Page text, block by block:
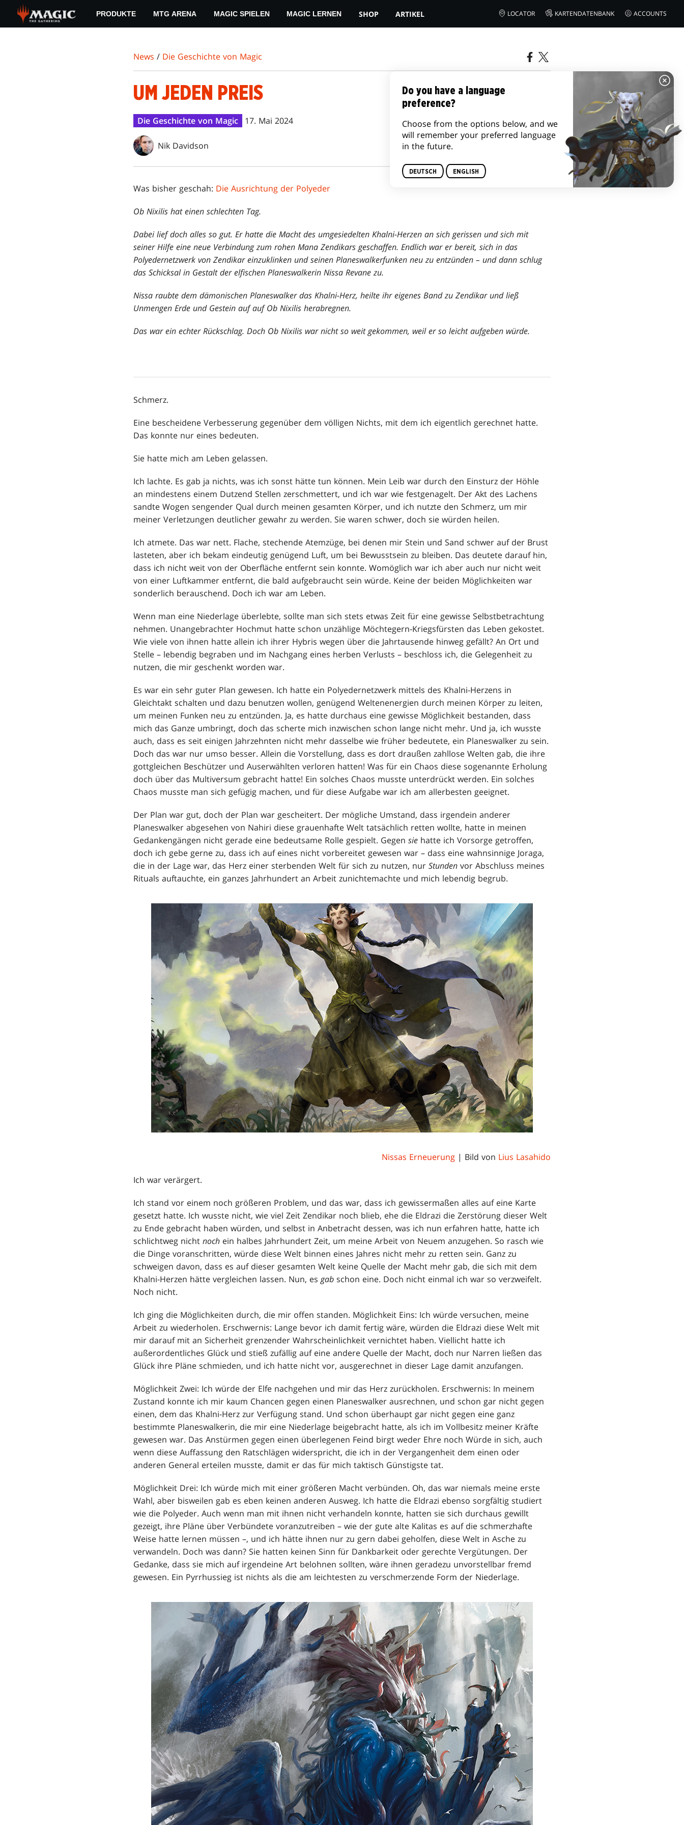
main
PRODUKTE MTG ARENA MAGIC SPIELEN MAGIC LERNEN SHOP ARTIKEL LOCATOR KARTENDATENBANK ACCOUNTS
News / Die Geschichte von Magic
UM JEDEN PREIS
Die Geschichte von Magic 17. Mai 2024
Nik Davidson
Was bisher geschah: Die Ausrichtung der Polyeder
Ob Nixilis hat einen schlechten Tag.
Dabei lief doch alles so gut. Er hatte die Macht des umgesiedelten Khalni-Herzen an sich gerissen und sich mit
seiner Hilfe eine neue Verbindung zum rohen Mana Zendikars geschaffen. Endlich war er bereit, sich in das
Polyedernetzwerk von Zendikar einzuklinken und seinen Planeswalkerfunken neu zu entzünden – und dann schlug
das Schicksal in Gestalt der elfischen Planeswalkerin Nissa Revane zu.
Nissa raubte dem dämonischen Planeswalker das Khalni-Herz, heilte ihr eigenes Band zu Zendikar und ließ
Unmengen Erde und Gestein auf auf Ob Nixilis herabregnen.
Das war ein echter Rückschlag. Doch Ob Nixilis war nicht so weit gekommen, weil er so leicht aufgeben würde.
Schmerz.
Eine bescheidene Verbesserung gegenüber dem völligen Nichts, mit dem ich eigentlich gerechnet hatte.
Das konnte nur eines bedeuten.
Sie hatte mich am Leben gelassen.
Ich lachte. Es gab ja nichts, was ich sonst hätte tun können. Mein Leib war durch den Einsturz der Höhle
an mindestens einem Dutzend Stellen zerschmettert, und ich war wie festgenagelt. Der Akt des Lachens
sandte Wogen sengender Qual durch meinen gesamten Körper, und ich nutzte den Schmerz, um mir
meiner Verletzungen deutlicher gewahr zu werden. Sie waren schwer, doch sie würden heilen.
Ich atmete. Das war nett. Flache, stechende Atemzüge, bei denen mir Stein und Sand schwer auf der Brust
lasteten, aber ich bekam eindeutig genügend Luft, um bei Bewusstsein zu bleiben. Das deutete darauf hin,
dass ich nicht weit von der Oberfläche entfernt sein konnte. Womöglich war ich aber auch nur nicht weit
von einer Luftkammer entfernt, die bald aufgebraucht sein würde. Keine der beiden Möglichkeiten war
sonderlich berauschend. Doch ich war am Leben.
Wenn man eine Niederlage überlebte, sollte man sich stets etwas Zeit für eine gewisse Selbstbetrachtung
nehmen. Unangebrachter Hochmut hatte schon unzählige Möchtegern-Kriegsfürsten das Leben gekostet.
Wie viele von ihnen hatte allein ich ihrer Hybris wegen über die Jahrtausende hinweg gefällt? An Ort und
Stelle – lebendig begraben und im Nachgang eines herben Verlusts – beschloss ich, die Gelegenheit zu
nutzen, die mir geschenkt worden war.
Es war ein sehr guter Plan gewesen. Ich hatte ein Polyedernetzwerk mittels des Khalni-Herzens in
Gleichtakt schalten und dazu benutzen wollen, genügend Weltenenergien durch meinen Körper zu leiten,
um meinen Funken neu zu entzünden. Ja, es hatte durchaus eine gewisse Möglichkeit bestanden, dass
mich das Ganze umbringt, doch das scherte mich inzwischen schon lange nicht mehr. Und ja, ich wusste
auch, dass es seit einigen Jahrzehnten nicht mehr dasselbe wie früher bedeutete, ein Planeswalker zu sein.
Doch das war nur umso besser. Allein die Vorstellung, dass es dort draußen zahllose Welten gab, die ihre
gottgleichen Beschützer und Auserwählten verloren hatten! Was für ein Chaos diese sogenannte Erholung
doch über das Multiversum gebracht hatte! Ein solches Chaos musste unterdrückt werden. Ein solches
Chaos musste man sich gefügig machen, und für diese Aufgabe war ich am allerbesten geeignet.
Der Plan war gut, doch der Plan war gescheitert. Der mögliche Umstand, dass irgendein anderer
Planeswalker abgesehen von Nahiri diese grauenhafte Welt tatsächlich retten wollte, hatte in meinen
Gedankengängen nicht gerade eine bedeutsame Rolle gespielt. Gegen sie hatte ich Vorsorge getroffen,
doch ich gebe gerne zu, dass ich auf eines nicht vorbereitet gewesen war – dass eine wahnsinnige Joraga,
die in der Lage war, das Herz einer sterbenden Welt für sich zu nutzen, nur Stunden vor Abschluss meines
Rituals auftauchte, ein ganzes Jahrhundert an Arbeit zunichtemachte und mich lebendig begrub.
Nissas Erneuerung | Bild von Lius Lasahido
Ich war verärgert.
Ich stand vor einem noch größeren Problem, und das war, dass ich gewissermaßen alles auf eine Karte
gesetzt hatte. Ich wusste nicht, wie viel Zeit Zendikar noch blieb, ehe die Eldrazi die Zerstörung dieser Welt
zu Ende gebracht haben würden, und selbst in Anbetracht dessen, was ich nun erfahren hatte, hatte ich
schlichtweg nicht noch ein halbes Jahrhundert Zeit, um meine Arbeit von Neuem anzugehen. So rasch wie
die Dinge voranschritten, würde diese Welt binnen eines Jahres nicht mehr zu retten sein. Ganz zu
schweigen davon, dass es auf dieser gesamten Welt keine Quelle der Macht mehr gab, die sich mit dem
Khalni-Herzen hätte vergleichen lassen. Nun, es gab schon eine. Doch nicht einmal ich war so verzweifelt.
Noch nicht.
Ich ging die Möglichkeiten durch, die mir offen standen. Möglichkeit Eins: Ich würde versuchen, meine
Arbeit zu wiederholen. Erschwernis: Lange bevor ich damit fertig wäre, würden die Eldrazi diese Welt mit
mir darauf mit an Sicherheit grenzender Wahrscheinlichkeit vernichtet haben. Viellicht hatte ich
außerordentliches Glück und stieß zufällig auf eine andere Quelle der Macht, doch nur Narren ließen das
Glück ihre Pläne schmieden, und ich hatte nicht vor, ausgerechnet in dieser Lage damit anzufangen.
Möglichkeit Zwei: Ich würde der Elfe nachgehen und mir das Herz zurückholen. Erschwernis: In meinem
Zustand konnte ich mir kaum Chancen gegen einen Planeswalker ausrechnen, und schon gar nicht gegen
einen, dem das Khalni-Herz zur Verfügung stand. Und schon überhaupt gar nicht gegen eine ganz
bestimmte Planeswalkerin, die mir eine Niederlage beigebracht hatte, als ich im Vollbesitz meiner Kräfte
gewesen war. Das Anstürmen gegen einen überlegenen Feind birgt weder Ehre noch Würde in sich, auch
wenn diese Auffassung den Ratschlägen widerspricht, die ich in der Vergangenheit dem einen oder
anderen General erteilen musste, damit er das für mich taktisch Günstigste tat.
Möglichkeit Drei: Ich würde mich mit einer größeren Macht verbünden. Oh, das war niemals meine erste
Wahl, aber bisweilen gab es eben keinen anderen Ausweg. Ich hatte die Eldrazi ebenso sorgfältig studiert
wie die Polyeder. Auch wenn man mit ihnen nicht verhandeln konnte, hatten sie sich durchaus gewillt
gezeigt, ihre Pläne über Verbündete voranzutreiben – wie der gute alte Kalitas es auf die schmerzhafte
Weise hatte lernen müssen –, und ich hätte ihnen nur zu gern dabei geholfen, diese Welt in Asche zu
verwandeln. Doch was dann? Sie hatten keinen Sinn für Dankbarkeit oder gerechte Vergütungen. Der
Gedanke, dass sie mich auf irgendeine Art belohnen sollten, wäre ihnen geradezu unvorstellbar fremd
gewesen. Ein Pyrrhussieg ist nichts als die am leichtesten zu verschmerzende Form der Niederlage.
Do you have a language
preference?
Choose from the options below, and we
will remember your preferred language
in the future.
DEUTSCH ENGLISH